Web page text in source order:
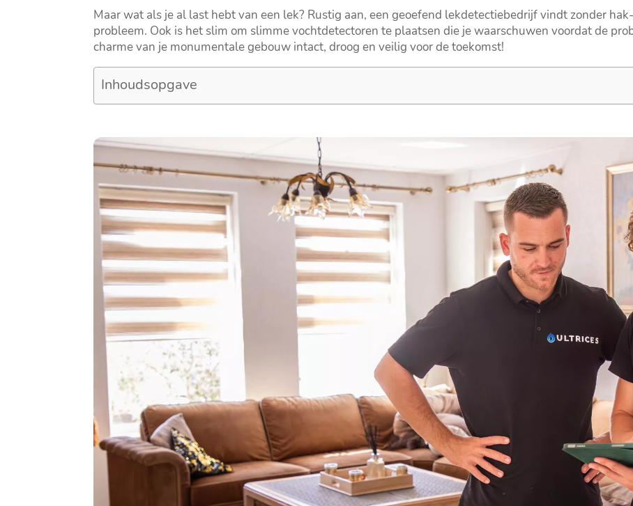
Maar wat als je al last hebt van een lek? Rustig aan, een geoefend lekdetectiebedrijf vindt zonder
probleem.​ Ook is het slim om slimme vochtdetectoren te plaatsen die je waarschuwen voordat de
charme van je monumentale gebouw intact, droog en veilig voor de toekomst!
Inhoudsopgave